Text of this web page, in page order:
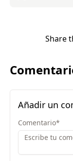
Share
Añadir un
Comentario*